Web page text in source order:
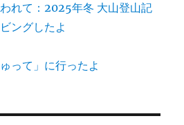
れて：2025年冬 大山登山記
ングしたよ
って」に行ったよ